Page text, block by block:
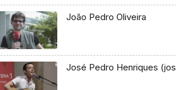
João Pedro Oliveira
José Pedro Henriques